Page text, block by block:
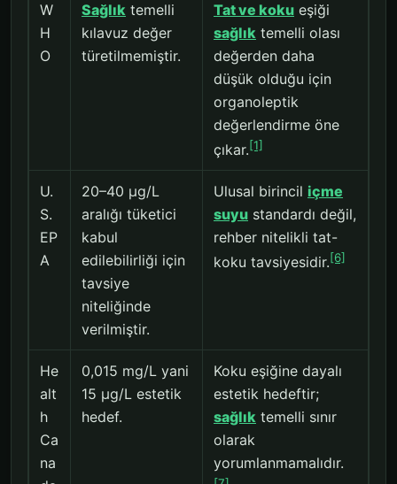
W
H
O
Sağlık temelli
kılavuz değer
türetilmemiştir.
Tat ve koku eşiği
sağlık temelli olası
değerden daha
düşük olduğu için
organoleptik
değerlendirme öne
çıkar.[1]
U.
S.
EP
A
20–40 µg/L
aralığı tüketici
kabul
edilebilirliği için
tavsiye
niteliğinde
verilmiştir.
Ulusal birincil içme
suyu standardı değil,
rehber nitelikli tat-
koku tavsiyesidir.[6]
He
alt
h
Ca
na
0,015 mg/L yani
15 µg/L estetik
hedef.
Koku eşiğine dayalı
estetik hedeftir;
sağlık temelli sınır
olarak
yorumlanmamalıdır.